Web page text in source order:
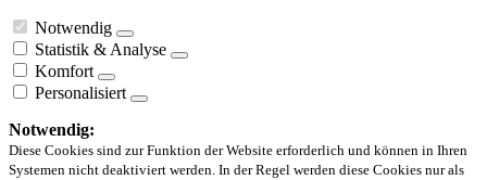
Notwendig
Statistik & Analyse
Komfort
Personalisiert
Notwendig:
Diese Cookies sind zur Funktion der Website erforderlich und können in Ihren
Systemen nicht deaktiviert werden. In der Regel werden diese Cookies nur als